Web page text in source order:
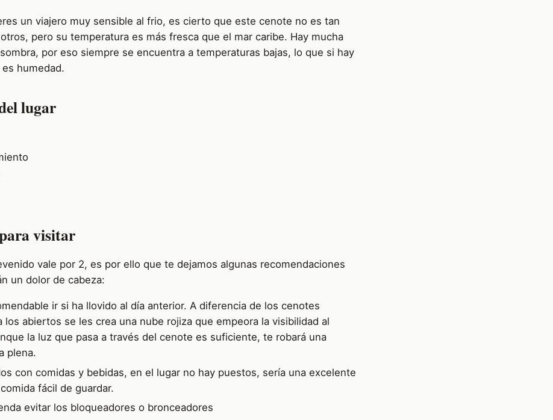
un viajero muy sensible al frio, es cierto que este cenote no es tan
pero su temperatura es más fresca que el mar caribe. Hay mucha
por eso siempre se encuentra a temperaturas bajas, lo que si hay
humedad.
lugar
visitar
vale por 2, es por ello que te dejamos algunas recomendaciones
un dolor de cabeza:
ir si ha llovido al día anterior. A diferencia de los cenotes
los abiertos se les crea una nube rojiza que empeora la visibilidad al
la luz que pasa a través del cenote es suficiente, te robará una
plena.
con comidas y bebidas, en el lugar no hay puestos, sería una excelente
fácil de guardar.
evitar los bloqueadores o bronceadores